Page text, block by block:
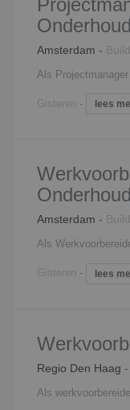
Amsterdam -
Gisteren - lees
Onderhoud
Amsterdam -
Gisteren - lees
Regio Den Haag -